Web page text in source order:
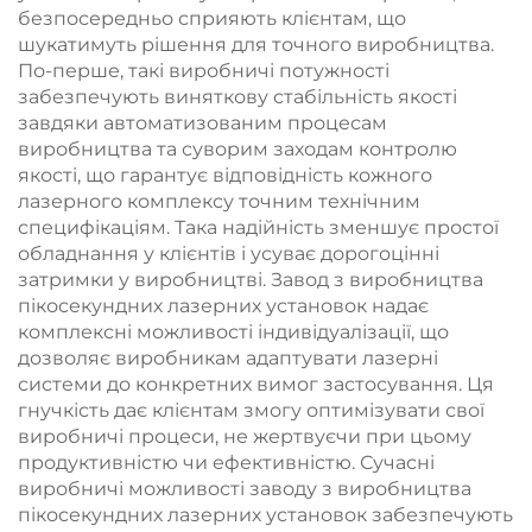
призначений для
контурної корекції та
схуднення
зниження ваги та
косметичних
процедур
безпосередньо сприяють клієнтам, що
шукатимуть рішення для точного виробництва.
По-перше, такі виробничі потужності
забезпечують виняткову стабільність якості
завдяки автоматизованим процесам
виробництва та суворим заходам контролю
якості, що гарантує відповідність кожного
лазерного комплексу точним технічним
специфікаціям. Така надійність зменшує простої
обладнання у клієнтів і усуває дорогоцінні
затримки у виробництві. Завод з виробництва
пікосекундних лазерних установок надає
комплексні можливості індивідуалізації, що
дозволяє виробникам адаптувати лазерні
системи до конкретних вимог застосування. Ця
гнучкість дає клієнтам змогу оптимізувати свої
виробничі процеси, не жертвуєчи при цьому
продуктивністю чи ефективністю. Сучасні
виробничі можливості заводу з виробництва
пікосекундних лазерних установок забезпечують